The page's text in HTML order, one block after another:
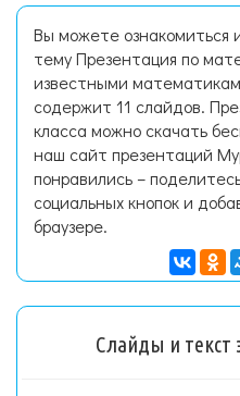
Вы можете ознакомиться
тему Презентация по
известными
содержит 11 слайдов.
класса можно скачать
наш сайт презентаций
понравились –
социальных кнопок и
браузере.
Слайды и текст